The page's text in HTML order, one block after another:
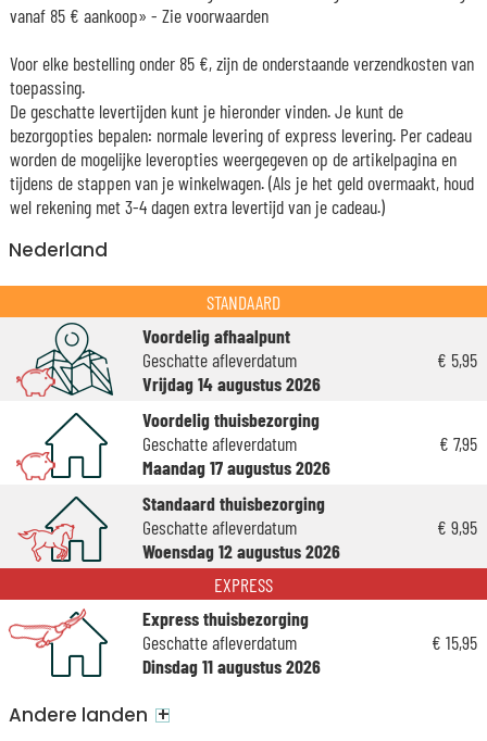
vanaf 85 € aankoop» - Zie voorwaarden
Voor elke bestelling onder 85 €, zijn de onderstaande verzendkosten van
toepassing.
De geschatte levertijden kunt je hieronder vinden. Je kunt de
bezorgopties bepalen: normale levering of express levering. Per cadeau
worden de mogelijke leveropties weergegeven op de artikelpagina en
tijdens de stappen van je winkelwagen. (Als je het geld overmaakt, houd
wel rekening met 3-4 dagen extra levertijd van je cadeau.)
Nederland
STANDAARD
Voordelig afhaalpunt
Geschatte afleverdatum
Vrijdag 14 augustus 2026
€ 5,95
Voordelig thuisbezorging
Geschatte afleverdatum
Maandag 17 augustus 2026
€ 7,95
Standaard thuisbezorging
Geschatte afleverdatum
Woensdag 12 augustus 2026
€ 9,95
EXPRESS
Express thuisbezorging
Geschatte afleverdatum
Dinsdag 11 augustus 2026
€ 15,95
Andere landen +